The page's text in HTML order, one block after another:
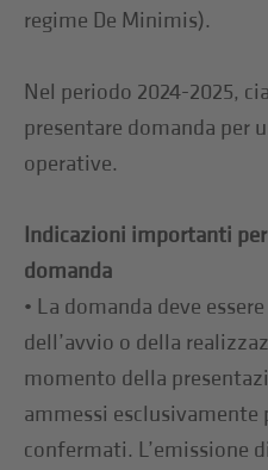
regime De Minimis).
Nel periodo 2024-2025,
presentare domanda per
operative.
Indicazioni importanti
domanda
• La domanda deve
dell’avvio o della
momento della
ammessi esclusivamente
confermati. L’emissione